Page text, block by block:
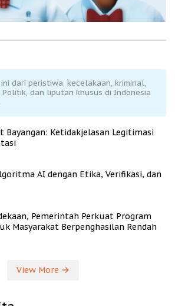
dari peristiwa, kecelakaan, kriminal,
Politik, dan liputan khusus di Indonesia
Bayangan: Ketidakjelasan Legitimasi
AI dengan Etika, Verifikasi, dan
Pemerintah Perkuat Program
Masyarakat Berpenghasilan Rendah
View More